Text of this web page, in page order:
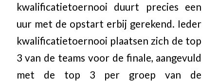
kwalificatietoernooi duurt precies een
uur met de opstart erbij gerekend. Ieder
kwalificatietoernooi plaatsen zich de top
3 van de teams voor de finale, aangevuld
met de top 3 per groep van de